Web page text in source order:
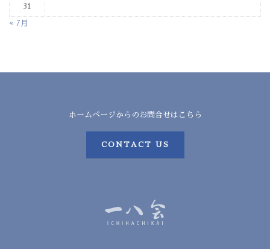
31
« 7月
ホームページからのお問合せはこちら
CONTACT US